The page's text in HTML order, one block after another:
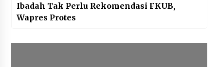
Ibadah Tak Perlu Rekomendasi FKUB,
Wapres Protes